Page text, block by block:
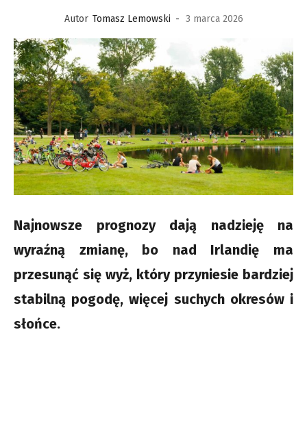
Autor Tomasz Lemowski - 3 marca 2026
Najnowsze prognozy dają nadzieję na
wyraźną zmianę, bo nad Irlandię ma
przesunąć się wyż, który przyniesie bardziej
stabilną pogodę, więcej suchych okresów i
słońce.